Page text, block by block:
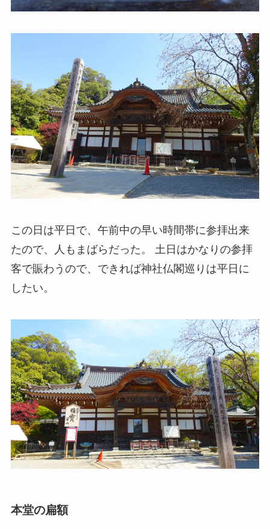
この日は平日で、午前中の早い時間帯に参拝出来
たので、人もまばらだった。 土日はかなりの参拝
客で賑わうので、できれば神社仏閣巡りは平日に
したい。
本堂の扁額